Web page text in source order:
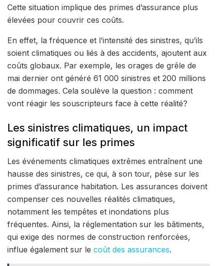
Cette situation implique des primes d’assurance plus
élevées pour couvrir ces coûts.
En effet, la fréquence et l’intensité des sinistres, qu’ils
soient climatiques ou liés à des accidents, ajoutent aux
coûts globaux. Par exemple, les orages de grêle de
mai dernier ont généré 61 000 sinistres et 200 millions
de dommages. Cela soulève la question : comment
vont réagir les souscripteurs face à cette réalité?
Les sinistres climatiques, un impact
significatif sur les primes
Les événements climatiques extrêmes entraînent une
hausse des sinistres, ce qui, à son tour, pèse sur les
primes d’assurance habitation. Les assurances doivent
compenser ces nouvelles réalités climatiques,
notamment les tempêtes et inondations plus
fréquentes. Ainsi, la réglementation sur les bâtiments,
qui exige des normes de construction renforcées,
influe également sur le coût des assurances.